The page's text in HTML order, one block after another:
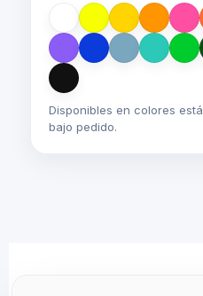
Disponibles en colores
bajo pedido.